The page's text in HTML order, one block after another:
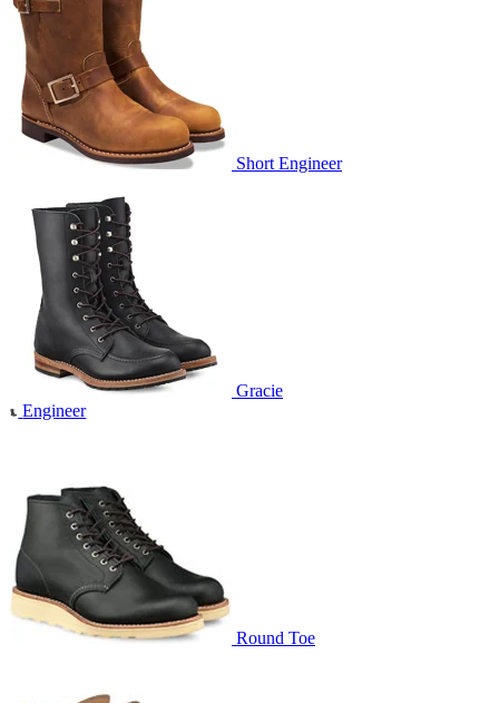
Short Engineer
Gracie
Engineer
Round Toe